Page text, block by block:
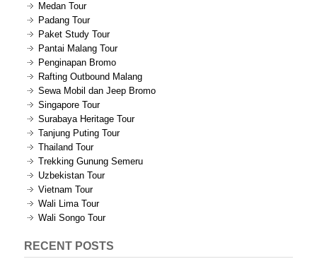
Medan Tour
Padang Tour
Paket Study Tour
Pantai Malang Tour
Penginapan Bromo
Rafting Outbound Malang
Sewa Mobil dan Jeep Bromo
Singapore Tour
Surabaya Heritage Tour
Tanjung Puting Tour
Thailand Tour
Trekking Gunung Semeru
Uzbekistan Tour
Vietnam Tour
Wali Lima Tour
Wali Songo Tour
RECENT POSTS